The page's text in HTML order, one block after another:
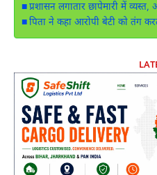
प्रशासन लगातार छापेमारी में
पिता ने कहा आरोपी बेटी को तंग